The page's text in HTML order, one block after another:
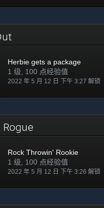
Herbie gets a package
1 级, 100 点经验值
2022 年 5 月 12 日 下午 3:27 解锁
Rogue
Rock Throwin' Rookie
1 级, 100 点经验值
2022 年 5 月 12 日 下午 3:26 解锁